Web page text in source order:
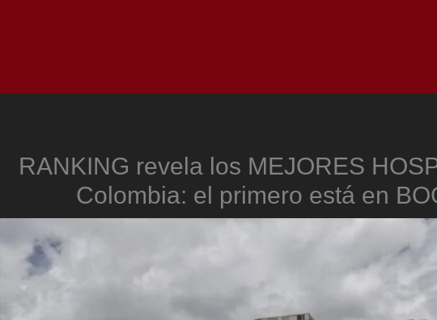
RANKING revela los MEJORES
Colombia: el primero está en